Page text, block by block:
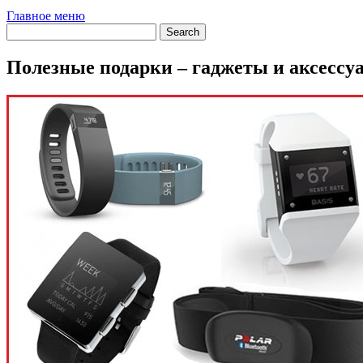
Главное меню
Полезные подарки – гаджеты и